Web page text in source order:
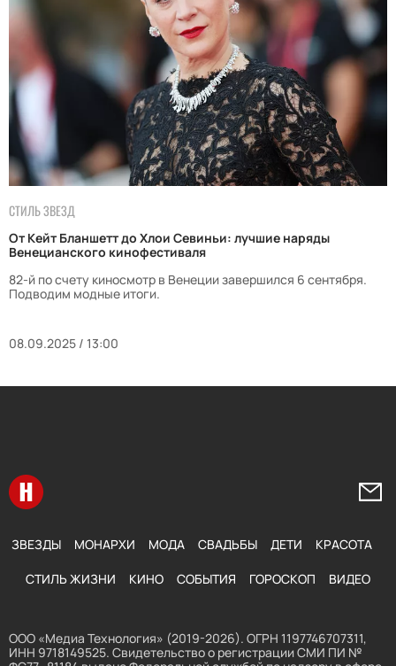
СТИЛЬ ЗВЕЗД
От Кейт Бланшетт до Хлои Севиньи: лучшие наряды
Венецианского кинофестиваля
82-й по счету киносмотр в Венеции завершился 6 сентября.
Подводим модные итоги.
08.09.2025 / 13:00
Перейти на главную
ЗВЕЗДЫ МОНАРХИ МОДА СВАДЬБЫ ДЕТИ КРАСОТА
СТИЛЬ ЖИЗНИ КИНО СОБЫТИЯ ГОРОСКОП ВИДЕО
ООО «Медиа Технология» (2019-2026). ОГРН 1197746707311,
ИНН 9718149525. Свидетельство о регистрации СМИ ПИ №